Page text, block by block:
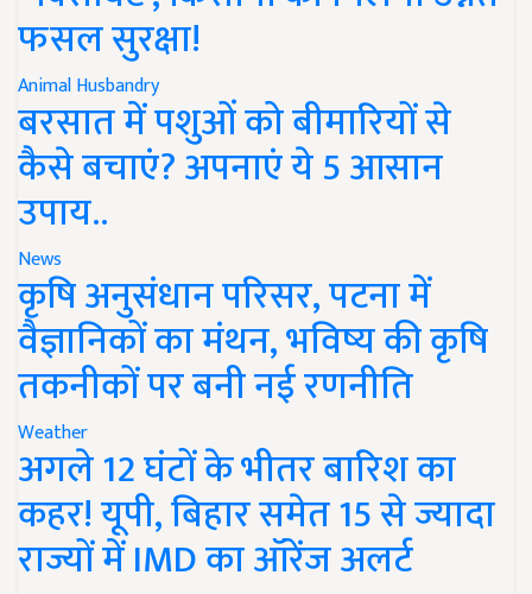
फसल सुरक्षा!
Animal Husbandry
बरसात में पशुओं को बीमारियों से
कैसे बचाएं? अपनाएं ये 5 आसान
उपाय..
News
कृषि अनुसंधान परिसर, पटना में
वैज्ञानिकों का मंथन, भविष्य की कृषि
तकनीकों पर बनी नई रणनीति
Weather
अगले 12 घंटों के भीतर बारिश का
कहर! यूपी, बिहार समेत 15 से ज्यादा
राज्यों में IMD का ऑरेंज अलर्ट